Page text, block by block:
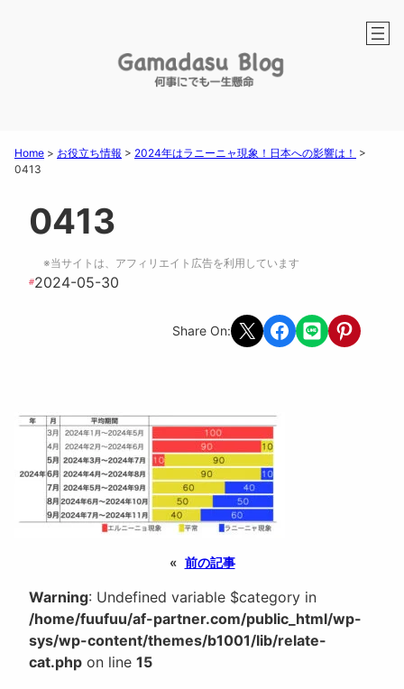
Home > お役立ち情報 > 2024年はラニーニャ現象！日本への影響は！ >
0413
0413
※当サイトは、アフィリエイト広告を利用しています
#2024-05-30
Share On: Share on X Share on Facebook
Share on LINEShare on
« 前の記事
Warning: Undefined variable $category in
/home/fuufuu/af-partner.com/public_html/wp-
sys/wp-content/themes/b1001/lib/relate-
cat.php on line 15